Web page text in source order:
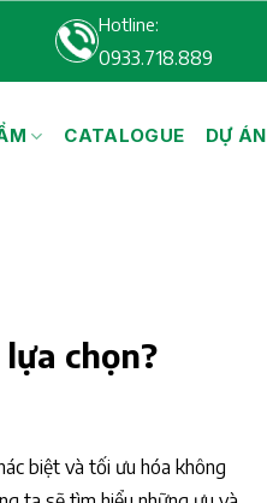
Hotline:
0933.718.889
CATALOGUE DỰ ÁN
chọn?
biệt và tối ưu hóa không